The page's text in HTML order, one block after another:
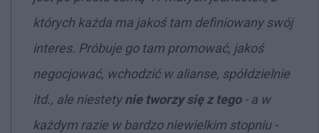
których każda ma jakoś tam definiowany swój
interes. Próbuje go tam promować, jakoś
negocjować, wchodzić w alianse, spółdzielnie
itd., ale niestetynie tworzy się z tego- a w
każdym razie w bardzo niewielkim stopniu -